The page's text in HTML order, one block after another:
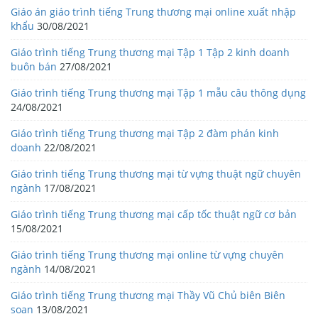
Giáo án giáo trình tiếng Trung thương mại online xuất nhập
khẩu 30/08/2021
Giáo trình tiếng Trung thương mại Tập 1 Tập 2 kinh doanh
buôn bán 27/08/2021
Giáo trình tiếng Trung thương mại Tập 1 mẫu câu thông dụng
24/08/2021
Giáo trình tiếng Trung thương mại Tập 2 đàm phán kinh
doanh 22/08/2021
Giáo trình tiếng Trung thương mại từ vựng thuật ngữ chuyên
ngành 17/08/2021
Giáo trình tiếng Trung thương mại cấp tốc thuật ngữ cơ bản
15/08/2021
Giáo trình tiếng Trung thương mại online từ vựng chuyên
ngành 14/08/2021
Giáo trình tiếng Trung thương mại Thầy Vũ Chủ biên Biên
soạn 13/08/2021